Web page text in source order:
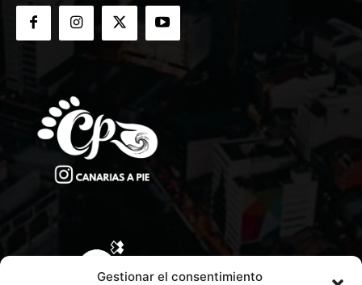
Gestionar el consentimiento